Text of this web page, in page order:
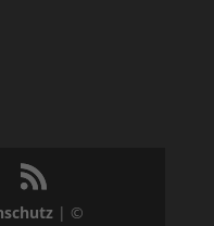
| ©